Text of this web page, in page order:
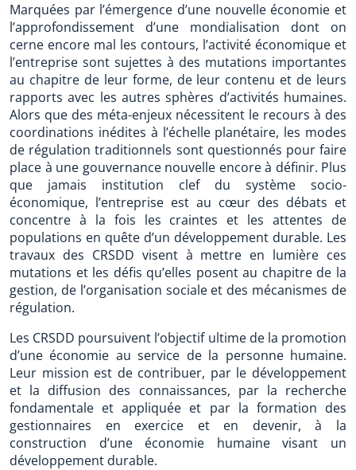
Marquées par l’émergence d’une nouvelle économie et
l’approfondissement d’une mondialisation dont on
cerne encore mal les contours, l’activité économique et
l’entreprise sont sujettes à des mutations importantes
au chapitre de leur forme, de leur contenu et de leurs
rapports avec les autres sphères d’activités humaines.
Alors que des méta-enjeux nécessitent le recours à des
coordinations inédites à l’échelle planétaire, les modes
de régulation traditionnels sont questionnés pour faire
place à une gouvernance nouvelle encore à définir. Plus
que jamais institution clef du système socio-
économique, l’entreprise est au cœur des débats et
concentre à la fois les craintes et les attentes de
populations en quête d’un développement durable. Les
travaux des CRSDD visent à mettre en lumière ces
mutations et les défis qu’elles posent au chapitre de la
gestion, de l’organisation sociale et des mécanismes de
régulation.
Les CRSDD poursuivent l’objectif ultime de la promotion
d’une économie au service de la personne humaine.
Leur mission est de contribuer, par le développement
et la diffusion des connaissances, par la recherche
fondamentale et appliquée et par la formation des
gestionnaires en exercice et en devenir, à la
construction d’une économie humaine visant un
développement durable.